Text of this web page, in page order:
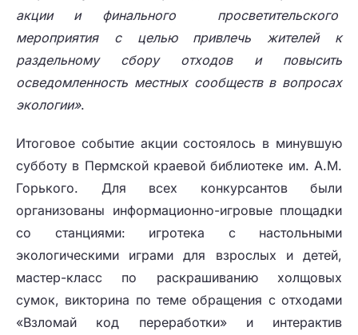
акции и финального просветительского
мероприятия с целью привлечь жителей к
раздельному сбору отходов и повысить
осведомленность местных сообществ в вопросах
экологии».
Итоговое событие акции состоялось в минувшую
субботу в Пермской краевой библиотеке им. А.М.
Горького. Для всех конкурсантов были
организованы информационно-игровые площадки
со станциями: игротека с настольными
экологическими играми для взрослых и детей,
мастер-класс по раскрашиванию холщовых
сумок, викторина по теме обращения с отходами
«Взломай код переработки» и интерактив